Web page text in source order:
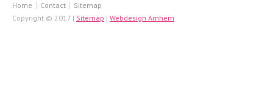
Home Contact
Sitemap
Copyright © 2017 | Sitemap | Webdesign Arnhem